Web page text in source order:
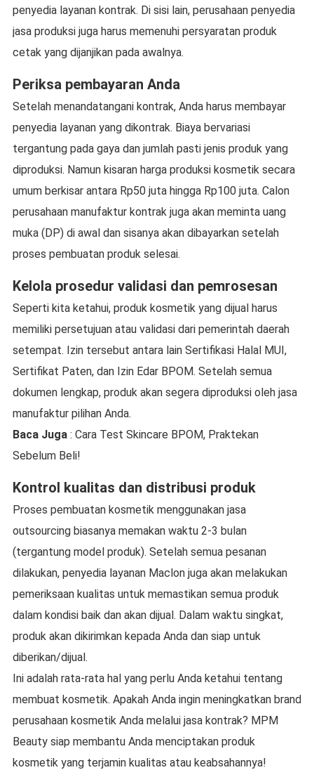
penyedia layanan kontrak. Di sisi lain, perusahaan penyedia
jasa produksi juga harus memenuhi persyaratan produk
cetak yang dijanjikan pada awalnya.
Periksa pembayaran Anda
Setelah menandatangani kontrak, Anda harus membayar
penyedia layanan yang dikontrak. Biaya bervariasi
tergantung pada gaya dan jumlah pasti jenis produk yang
diproduksi. Namun kisaran harga produksi kosmetik secara
umum berkisar antara Rp50 juta hingga Rp100 juta. Calon
perusahaan manufaktur kontrak juga akan meminta uang
muka (DP) di awal dan sisanya akan dibayarkan setelah
proses pembuatan produk selesai.
Kelola prosedur validasi dan pemrosesan
Seperti kita ketahui, produk kosmetik yang dijual harus
memiliki persetujuan atau validasi dari pemerintah daerah
setempat. Izin tersebut antara lain Sertifikasi Halal MUI,
Sertifikat Paten, dan Izin Edar BPOM. Setelah semua
dokumen lengkap, produk akan segera diproduksi oleh jasa
manufaktur pilihan Anda.
Baca Juga: Cara Test Skincare BPOM, Praktekan
Sebelum Beli!
Kontrol kualitas dan distribusi produk
Proses pembuatan kosmetik menggunakan jasa
outsourcing biasanya memakan waktu 2-3 bulan
(tergantung model produk). Setelah semua pesanan
dilakukan, penyedia layanan Maclon juga akan melakukan
pemeriksaan kualitas untuk memastikan semua produk
dalam kondisi baik dan akan dijual. Dalam waktu singkat,
produk akan dikirimkan kepada Anda dan siap untuk
diberikan/dijual.
Ini adalah rata-rata hal yang perlu Anda ketahui tentang
membuat kosmetik. Apakah Anda ingin meningkatkan brand
perusahaan kosmetik Anda melalui jasa kontrak? MPM
Beauty siap membantu Anda menciptakan produk
kosmetik yang terjamin kualitas atau keabsahannya!